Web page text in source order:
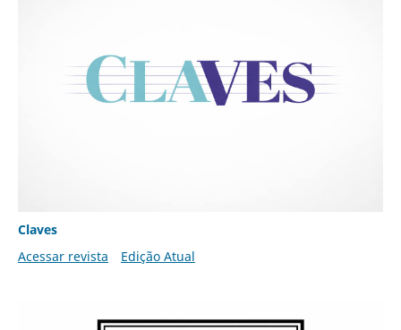
Claves
Acessar revista
Edição Atual